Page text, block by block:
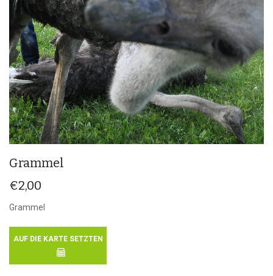
Grammel
€2,00
Grammel
AUF DIE KARTE SETZTEN